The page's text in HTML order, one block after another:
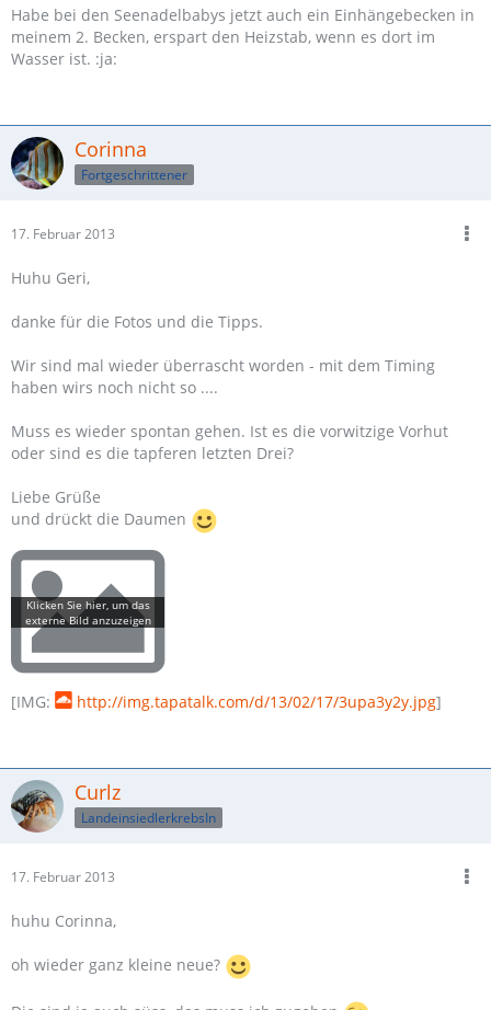
Habe bei den Seenadelbabys jetzt auch ein Einhängebecken in
meinem 2. Becken, erspart den Heizstab, wenn es dort im
Wasser ist. :ja:
Corinna
Fortgeschrittener
17. Februar 2013
Huhu Geri,
danke für die Fotos und die Tipps.
Wir sind mal wieder überrascht worden - mit dem Timing
haben wirs noch nicht so ....
Muss es wieder spontan gehen. Ist es die vorwitzige Vorhut
oder sind es die tapferen letzten Drei?
Liebe Grüße
und drückt die Daumen
[IMG: http://img.tapatalk.com/d/13/02/17/3upa3y2y.jpg]
Curlz
LandeinsiedlerkrebsIn
17. Februar 2013
huhu Corinna,
oh wieder ganz kleine neue?